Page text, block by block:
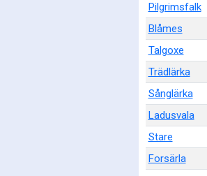
Pilgrimsfalk
Blåmes
Talgoxe
Trädlärka
Sånglärka
Ladusvala
Stare
Forsärla